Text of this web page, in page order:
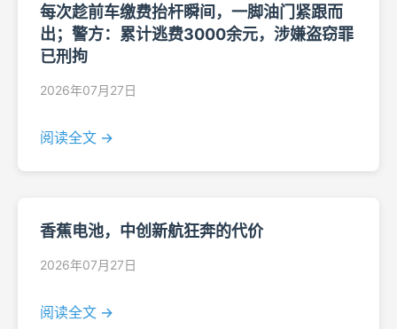
每次趁前车缴费抬杆瞬间，一脚油门紧跟而
出；警方：累计逃费3000余元，涉嫌盗窃罪
已刑拘
2026年07月27日
阅读全文 →
香蕉电池，中创新航狂奔的代价
2026年07月27日
阅读全文 →